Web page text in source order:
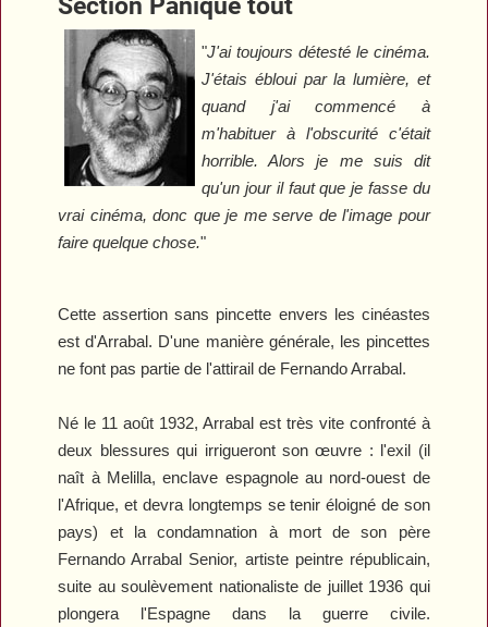
"J'ai toujours détesté le cinéma.
J'étais ébloui par la lumière, et
quand j'ai commencé à
m'habituer à l'obscurité c'était
horrible. Alors je me suis dit
qu'un jour il faut que je fasse du
vrai cinéma, donc que je me serve de l'image pour
faire quelque chose."
Cette assertion sans pincette envers les cinéastes
est d'Arrabal. D'une manière générale, les pincettes
ne font pas partie de l'attirail de Fernando Arrabal.
Né le 11 août 1932, Arrabal est très vite confronté à
deux blessures qui irrigueront son œuvre : l'exil (il
naît à Melilla, enclave espagnole au nord-ouest de
l'Afrique, et devra longtemps se tenir éloigné de son
pays) et la condamnation à mort de son père
Fernando Arrabal Senior, artiste peintre républicain,
suite au soulèvement nationaliste de juillet 1936 qui
plongera l'Espagne dans la guerre civile.